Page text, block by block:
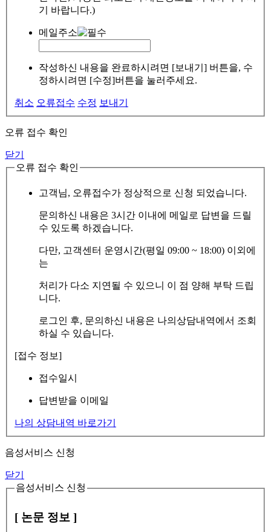
기 바랍니다.)
메일주소
작성하신 내용을 완료하시려면 [보내기] 버튼을, 수
정하시려면 [수정]버튼을 눌러주세요.
취소 오류접수 수정 보내기
오류 접수 확인
닫기
오류 접수 확인
고객님, 오류접수가 정상적으로 신청 되었습니다.
문의하신 내용은 3시간 이내에 메일로 답변을 드릴
수 있도록 하겠습니다.
다만, 고객센터 운영시간(평일 09:00 ~ 18:00) 이외에
는
처리가 다소 지연될 수 있으니 이 점 양해 부탁 드립
니다.
로그인 후, 문의하신 내용은 나의상담내역에서 조회
하실 수 있습니다.
[접수 정보]
접수일시
답변받을 이메일
나의 상담내역 바로가기
음성서비스 신청
닫기
음성서비스 신청
[ 논문 정보 ]